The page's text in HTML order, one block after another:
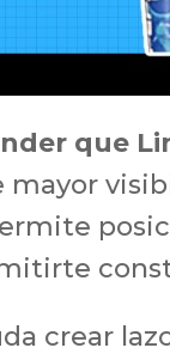
que
mayor
crear